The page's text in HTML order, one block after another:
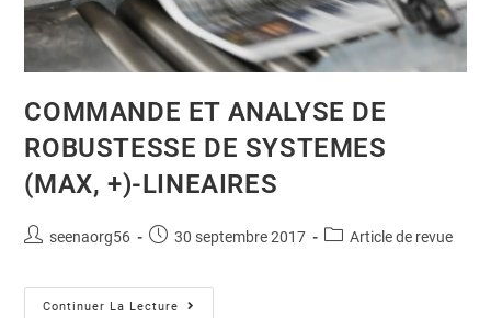
COMMANDE ET ANALYSE DE
ROBUSTESSE DE SYSTEMES
(MAX, +)-LINEAIRES
seenaorg56 30 septembre 2017 Article de revue
Continuer La Lecture